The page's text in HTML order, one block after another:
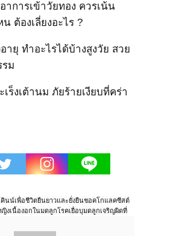
าการเข้าวัยทอง ควรเน้น
ต้องเลี่ยงอะไร ?
ายุ ทำอะไรได้บ้างสูงวัย สวย
ม
เร็งเต้านม ภัยร้ายเงียบที่คร่า
คินน์เพื่อชีวิตยืนยาวและยั่งยืนชอคโกแลคซีสต์
ญิงเนื้องอกในมดลูกโรคเยื่อบุมดลูกเจริญผิดที่